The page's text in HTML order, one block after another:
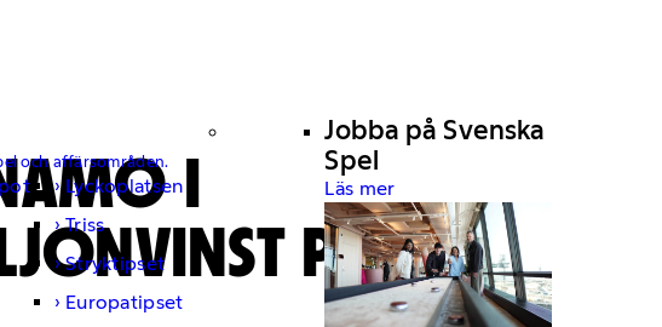
och affärsområden.
Lyckoplatsen
Triss
Stryktipset
Europatipset
Jobba på Svenska
Spel
Läs mer
I
PÅ